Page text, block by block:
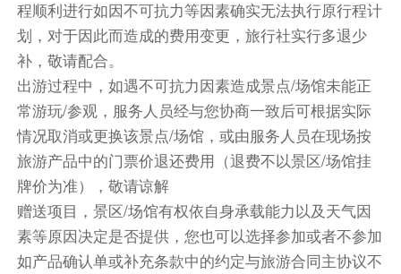
时光隧道一般，回到了西部牛仔风行的时代。
【塞利格曼小镇（游览时间不少于30分钟）】--是
美国电影《汽车总动员》的原型小镇，现在这里还
保留着许多怀旧的东西：雪帽子餐厅前停靠着老旧
的圣诞老人彩车；“生锈的螺栓”杂货店前几个真人
大小的牛仔像；“巡洋舰咖啡厅”的停车场上横七竖
八摆放的几台老爷车；木棚搭建的老式加油站里的
那些老款冰激凌机和各种古旧车牌。
【大峡谷国家公园（南缘，游览时间不少于60分
钟）】--位于大峡谷的中段。地势险峻而壮阔，峡
谷深不见底，规模大。公园建设成熟完善，尤其适
程顺利进行如因不可抗力等因素确实无法执行原行程计
划，对于因此而造成的费用变更，旅行社实行多退少
补，敬请配合。
出游过程中，如遇不可抗力因素造成景点/场馆未能正
常游玩/参观，服务人员经与您协商一致后可根据实际
情况取消或更换该景点/场馆，或由服务人员在现场按
旅游产品中的门票价退还费用（退费不以景区/场馆挂
牌价为准），敬请谅解
赠送项目，景区/场馆有权依自身承载能力以及天气因
素等原因决定是否提供，您也可以选择参加或者不参加
如产品确认单或补充条款中的约定与旅游合同主协议不